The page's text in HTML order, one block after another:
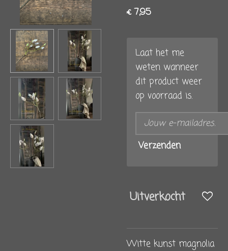
€ 7,95
Laat het me
weten wanneer
dit product weer
op voorraad is.
Verzenden
Uitverkocht
Witte kunst magnolia